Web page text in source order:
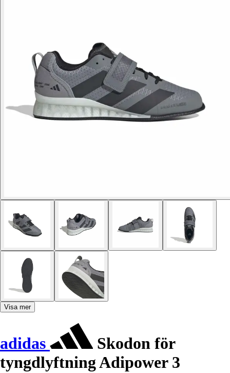
Visa mer
adidas
Skodon för
tyngdlyftning Adipower 3